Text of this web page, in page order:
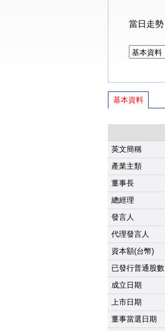
當日走勢
基本資料
英文簡稱
產業主類
董事長
總經理
發言人
代理發言人
資本額(台幣)
已發行普通股數
成立日期
上市日期
董事當選日期